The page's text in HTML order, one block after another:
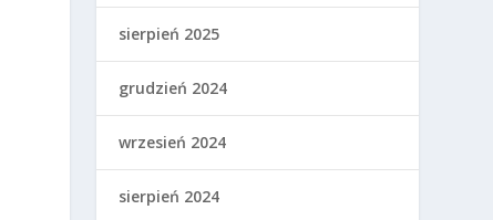
sierpień 2025
grudzień 2024
wrzesień 2024
sierpień 2024